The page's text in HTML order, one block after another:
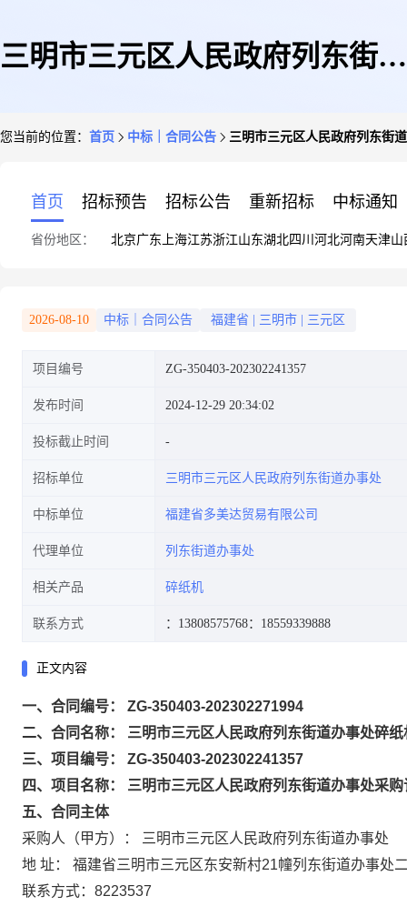
三明市三元区人民政府列东街道
您当前的位置： 首页 中标｜合同公告 三明市三元区人民政府列东街
首页 招标预告 招标公告 重新招标 中标通知
省份地区： 北京广东 上海江苏浙江山东湖北四川 河北河南天津山
2026-08-10 中标｜合同公告 福建省 三明市 三元区
项目编号 ZG-350403-202302241357
发布时间 2024-12-29 20:34:02
投标截止时间
招标单位 三明市三元区人民政府列东街道办事处
中标单位 福建省多美达贸易有限公司
代理单位 列东街道办事处
相关产品 碎纸机
联系方式 ：13808575768：18559339888
正文内容
一、合同编号： ZG-350403-202302271994
二、合同名称： 三明市三元区人民政府列东街道办事处碎
三、项目编号： ZG-350403-202302241357
四、项目名称： 三明市三元区人民政府列东街道办事处采购
五、合同主体
采购人（甲方）： 三明市三元区人民政府列东街道办事处
地 址： 福建省三明市三元区东安新村21幢列东街道办事处
联系方式：8223537